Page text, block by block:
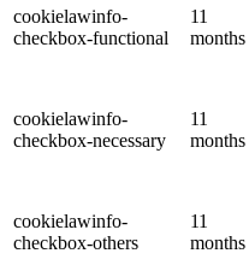
cookielawinfo-
checkbox-functional
11
months
cookielawinfo-
checkbox-necessary
11
months
cookielawinfo-
checkbox-others
11
months